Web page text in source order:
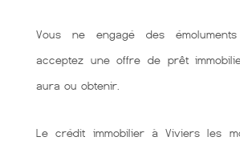
Vous ne engagé des
acceptez une offre de prêt
aura ou obtenir.
Le crédit immobilier à Viviers les